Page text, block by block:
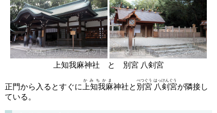
上知我麻神社 と 別宮 八剣宮
正門から入るとすぐに 上知我麻
かみちかま
神社と 別宮 八剣宮
べつぐう はっけんぐう
が隣接し
ている。